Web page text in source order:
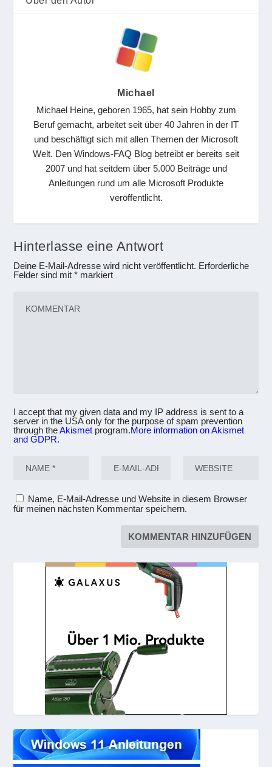
Michael
Michael Heine, geboren 1965, hat sein Hobby zum
Beruf gemacht, arbeitet seit über 40 Jahren in der IT
und beschäftigt sich mit allen Themen der Microsoft
Welt. Den Windows-FAQ Blog betreibt er bereits seit
2007 und hat seitdem über 5.000 Beiträge und
Anleitungen rund um alle Microsoft Produkte
veröffentlicht.
Hinterlasse eine Antwort
Deine E-Mail-Adresse wird nicht veröffentlicht. Erforderliche
Felder sind mit* markiert
I accept that my given data and my IP address is sent to a
server in the USA only for the purpose of spam prevention
through theAkismet program.More information on Akismet
and GDPR.
Name, E-Mail-Adresse und Website in diesem Browser
für meinen nächsten Kommentar speichern.